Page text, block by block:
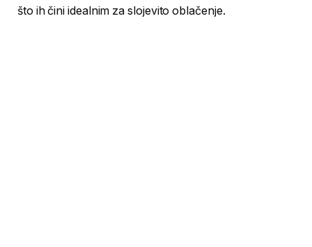
što ih čini idealnim za slojevito oblačenje.